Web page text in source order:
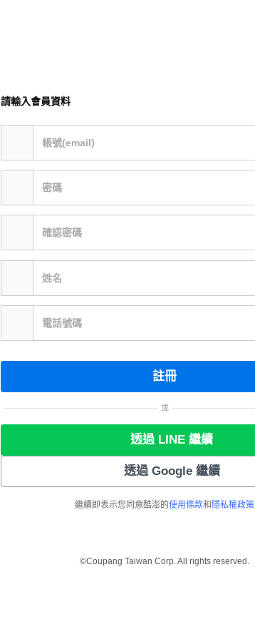
請輸入會員資料
帳號(email)
密碼
確認密碼
姓名
電話號碼
註冊
或
透過 LINE 繼續
透過 Google 繼續
繼續即表示您同意酷澎的使用條款和 隱私權政策
©Coupang Taiwan Corp. All rights reserved.